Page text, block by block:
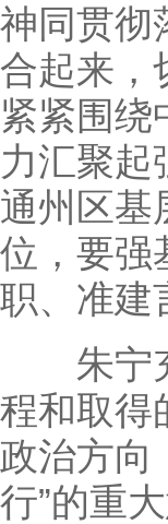
神同贯彻
合起来，
紧紧围绕
力汇聚起
通州区基
位，要强
职、准建
朱宁充
程和取得
政治方向
行”的重